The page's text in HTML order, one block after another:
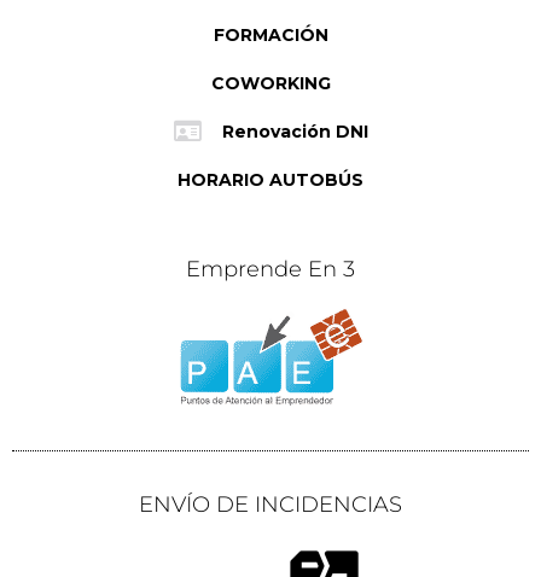
FORMACIÓN
COWORKING
Renovación DNI
HORARIO AUTOBÚS
Emprende En 3
ENVÍO DE INCIDENCIAS